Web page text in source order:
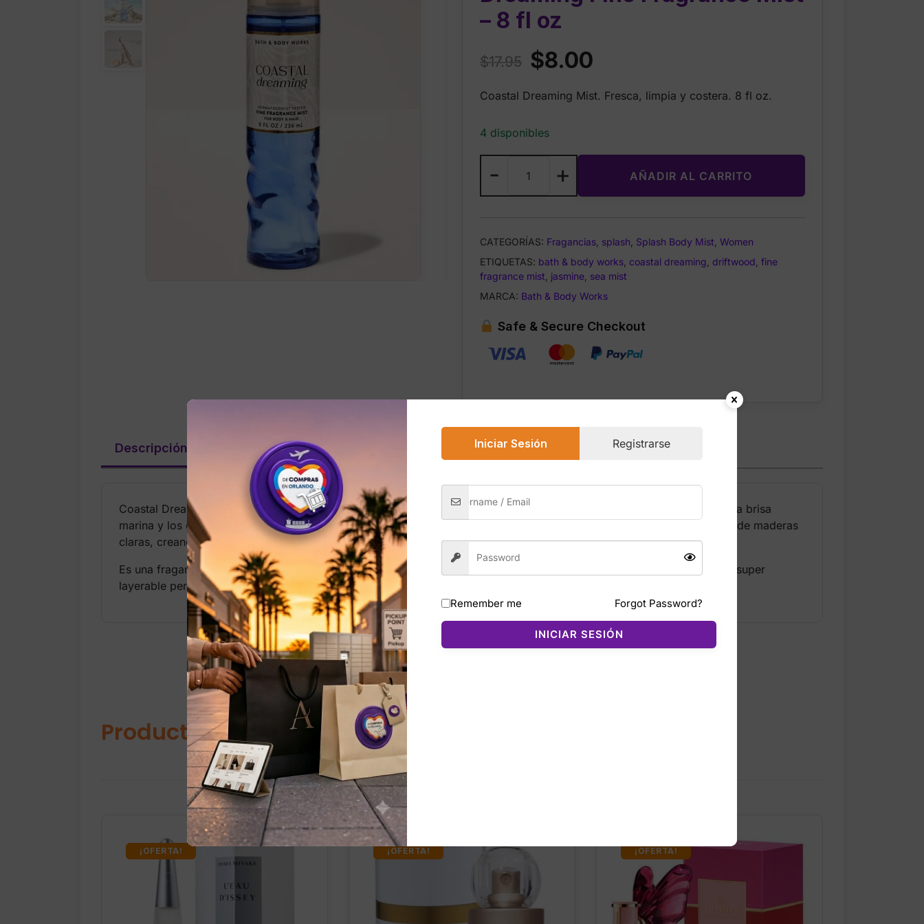
– 8 fl oz
$17.95 Original
was:
$17.95.
$8.00
is:
Coastal Dreaming Mist. Fresca, limpia y costera. 8 fl oz.
4 disponibles
-
&
Body
Dreaming
Fine
Fragrance
Mist
8
+ AÑADIR AL CARRITO
CATEGORÍAS: Fragancias splash Splash Body Mist Women
ETIQUETAS: bath & body works coastal dreaming driftwood fine
fragrance mist jasmine sea mist
MARCA: Bath & Body Works
Safe & Secure Checkout
Descripción Valoraciones (0)
Coastal Dreaming Fine Fragrance Mist de Bath & Body Works es una fragancia fresca, limpia y veraniega inspirada en la brisa
marina y los días tranquilos junto al océano. Su aroma combina notas acuáticas suaves con flores costeras y un toque de maderas
claras, creando una sensación relajante, luminosa y perfecta para el uso diario.
Es una fragancia ligera y fácil de llevar, ideal para quienes aman los aromas playeros, limpios y calmados. Su fórmula super
layerable permite combinarla con la crema corporal de la misma línea para mayor duración.
Productos relacionados
¡OFERTA! ¡OFERTA! ¡OFERTA!
Iniciar Sesión Registrarse
Remember me Forgot Password?
INICIAR SESIÓN